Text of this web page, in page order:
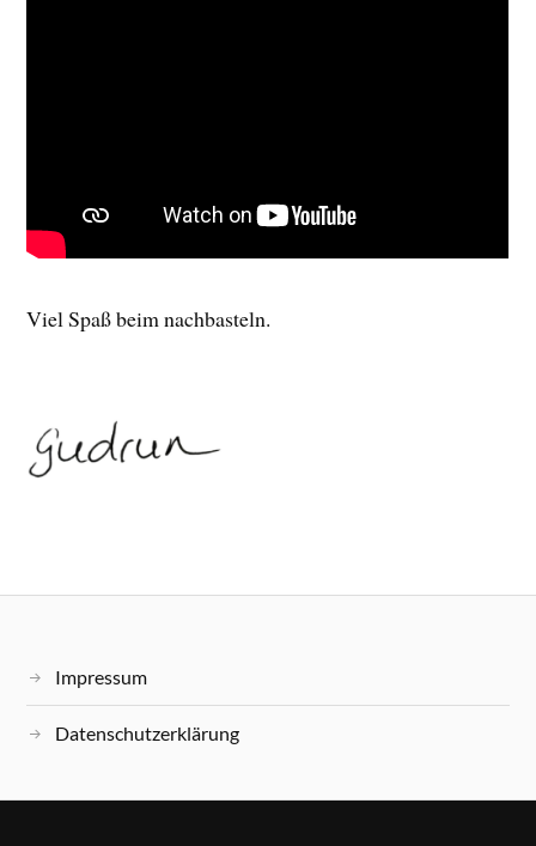
Viel Spaß beim nachbasteln.
Impressum
Datenschutzerklärung